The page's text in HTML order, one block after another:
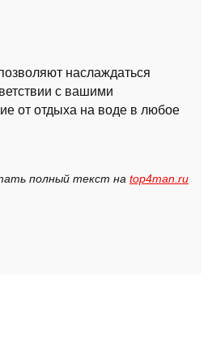
наслаждаться
с вашими
от отдыха на воде в любое
полный текст на top4man.ru